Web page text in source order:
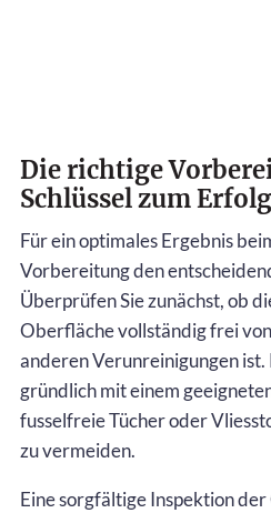
Die richtige
Schlüssel zum Erfolg
Für ein optimales Ergebnis
Vorbereitung den
Überprüfen Sie zunächst, ob
Oberfläche vollständig frei
anderen Verunreinigungen ist.
gründlich mit einem
fusselfreie Tücher oder
zu vermeiden.
Eine sorgfältige Inspektion